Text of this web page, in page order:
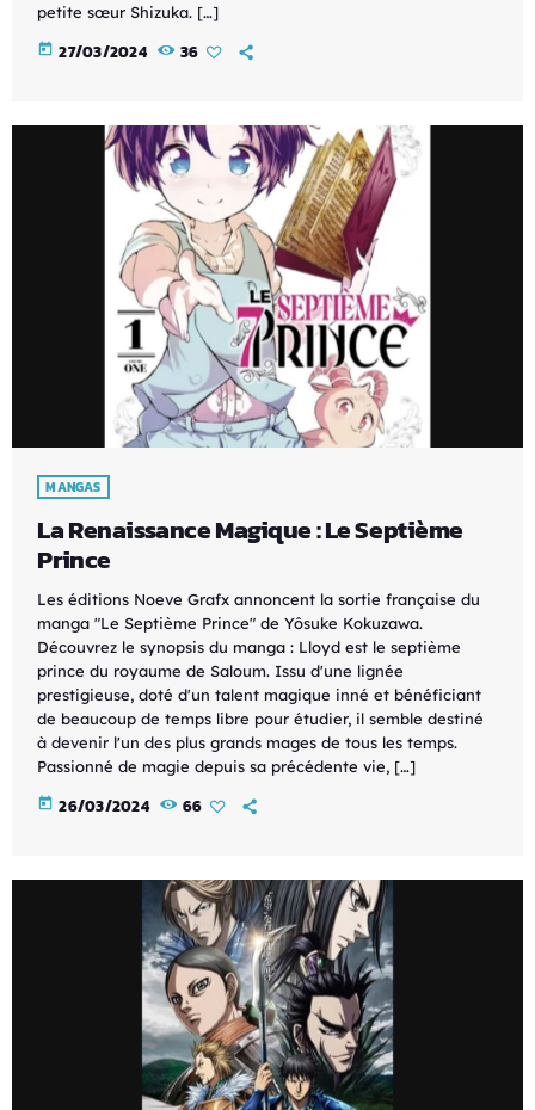
petite sœur Shizuka. […]
today 27/03/2024 36
MANGAS
La Renaissance Magique : Le Septième
Prince
Les éditions Noeve Grafx annoncent la sortie française du
manga "Le Septième Prince" de Yôsuke Kokuzawa.
Découvrez le synopsis du manga : Lloyd est le septième
prince du royaume de Saloum. Issu d'une lignée
prestigieuse, doté d'un talent magique inné et bénéficiant
de beaucoup de temps libre pour étudier, il semble destiné
à devenir l'un des plus grands mages de tous les temps.
Passionné de magie depuis sa précédente vie, […]
today 26/03/2024 66